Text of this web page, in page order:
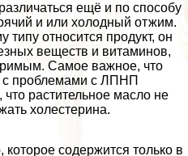
ещё и по способу
и или холодный отжим.
типу относится продукт, он
веществ и витаминов,
Самое важное, что
с проблемами с ЛПНП
что растительное масло не
холестерина.
содержится только в